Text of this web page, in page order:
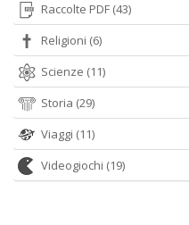
Raccolte PDF (43)
Religioni (6)
Scienze (11)
Storia (29)
Viaggi (11)
Videogiochi (19)